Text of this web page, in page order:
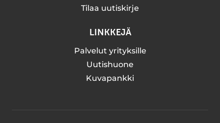
Tilaa uutiskirje
LINKKEJÄ
Palvelut yrityksille
Uutishuone
Kuvapankki